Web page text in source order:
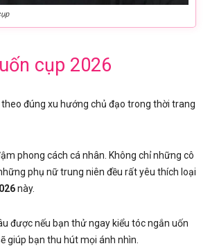
cụp 2026
đúng xu hướng chủ đạo trong thời trang
phong cách cá nhân. Không chỉ những cô
phụ nữ trung niên đều rất yêu thích loại
này.
được nếu bạn thử ngay kiểu tóc ngắn uốn
giúp bạn thu hút mọi ánh nhìn.